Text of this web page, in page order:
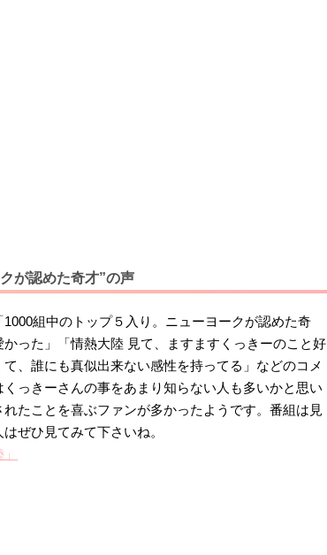
が認めた奇才”の声
組中のトップ５入り。ニューヨークが認めた奇
った」「情熱大陸 見て、ますますくっきーのこと好
、誰にも真似出来ない感性を持ってる」などのコメ
っきーさんの事をあまり知らない人も多いかと思い
たことを喜ぶファンが多かったようです。番組は見
ぜひ見てみて下さいね。